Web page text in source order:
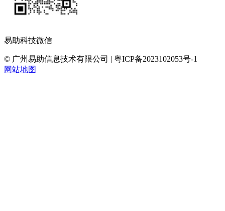
易助科技微信
© 广州易助信息技术有限公司 | 粤ICP备2023102053号-1
网站地图